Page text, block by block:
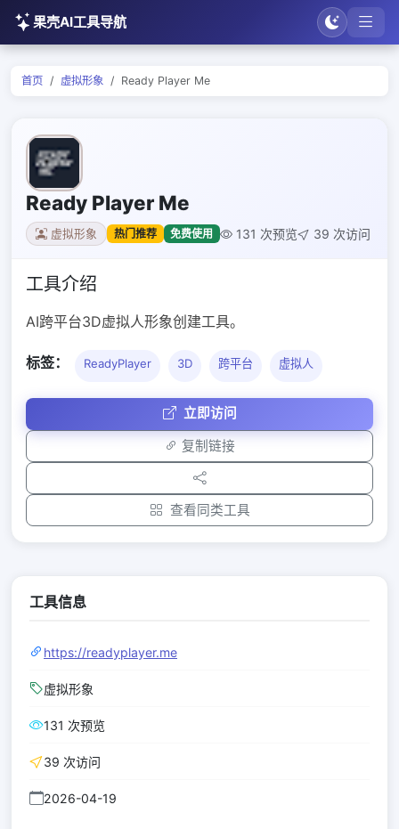
果壳AI工具导航
首页 虚拟形象 Ready Player Me
Ready Player Me
虚拟形象 热门推荐 免费使用 131 次预览 39 次访问
工具介绍
AI跨平台3D虚拟人形象创建工具。
标签： ReadyPlayer 3D 跨平台 虚拟人
立即访问
复制链接
查看同类工具
工具信息
https://readyplayer.me
虚拟形象
131 次预览
39 次访问
2026-04-19